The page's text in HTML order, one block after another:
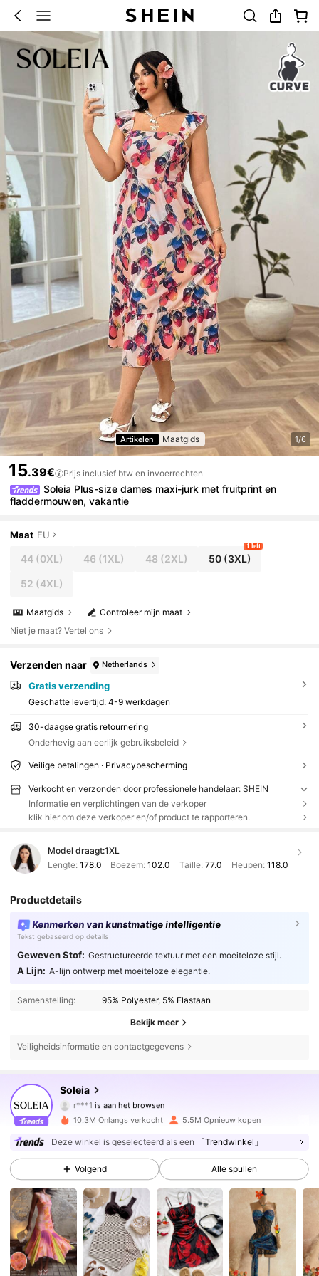
Artikelen Maatgids 1/6
15.39€ Prijs inclusief btw en invoerrechten
Soleia Plus-size dames maxi-jurk met fruitprint en
fladdermouwen, vakantie
Maat EU
44(0XL) 46 (1XL) 48 (2XL) 50(3XL)
1 left
52 (4XL)
Controleer mijn maat
Maatgids
Niet je maat? Vertel ons
Verzenden naar Netherlands
Gratis verzending
Geschatte levertijd: 4-9 werkdagen
30-daagse gratis retournering
Onderhevig aan eerlijk gebruiksbeleid
Veilige betalingen · Privacybescherming
Verkocht en verzonden door professionele handelaar: SHEIN
Informatie en verplichtingen van de verkoper
klik hier om deze verkoper en/of product te rapporteren.
Model draagt:1XL
Lengte: 178.0 Boezem:102.0 Taille: 77.0 Heupen: 118.0
Productdetails
Kenmerken van kunstmatige intelligentie
Tekst gebaseerd op details
Geweven Stof: Gestructureerde textuur met een moeiteloze stijl.
A Lijn: A-lijn ontwerp met moeiteloze elegantie.
Samenstelling: 95% Polyester, 5% Elastaan
Bekijk meer
Veiligheidsinformatie en contactgegevens
Soleia
r***1 is aan het browsen
4.82
2.4M Volgers
4.82 2.4M Volgers
4.82 2.4M Volgers
4.82 2.4M Volgers
10.3M Onlangs verkocht 5.5M Opnieuw kopen
Deze winkel is geselecteerd als een 「Trendwinkel」
Volgend Alle spullen